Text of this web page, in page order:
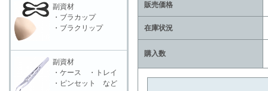
販売価格
在庫状況
購入数
副資材
・ブラカップ
・ブラクリップ
副資材
・ケース ・トレイ
・ピンセット など